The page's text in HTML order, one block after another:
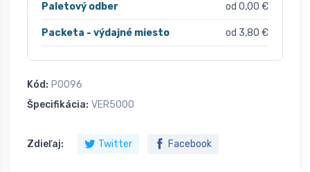
Paletový odber od 0,00 €
Packeta - výdajné miesto od 3,80 €
Kód: P0096
Špecifikácia: VER5000
Zdieľaj: Twitter Facebook